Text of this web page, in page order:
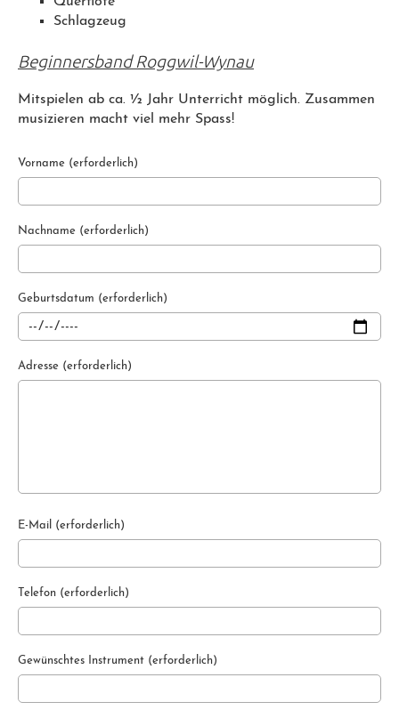
Schlagzeug
Beginnersband Roggwil-Wynau
Mitspielen ab ca. ½ Jahr Unterricht möglich. Zusammen
musizieren macht viel mehr Spass!
Vorname (erforderlich)
Nachname (erforderlich)
Geburtsdatum (erforderlich)
Adresse (erforderlich)
E-Mail (erforderlich)
Telefon (erforderlich)
Gewünschtes Instrument (erforderlich)